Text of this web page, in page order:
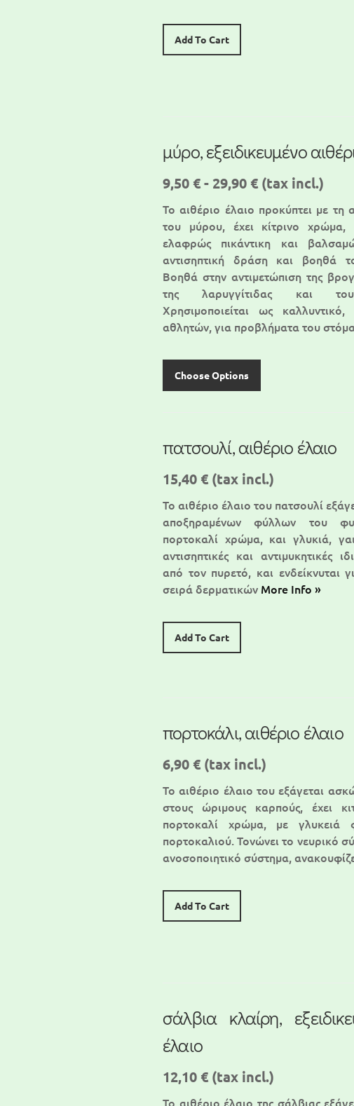
Add To Cart
μύρο, εξειδικευμένο
9,50 € - 29,90 € (tax incl.)
Το αιθέριο έλαιο προκύπτει με τη
του μύρου, έχει κίτρινο χρώμα,
ελαφρώς πικάντικη και
αντισηπτική δράση και βοηθά
Βοηθά στην αντιμετώπιση της
της λαρυγγίτιδας και του
Χρησιμοποιείται ως
αθλητών, για προβλήματα του
Choose Options
πατσουλί, αιθέριο έλαιο
15,40 € (tax incl.)
Το αιθέριο έλαιο του πατσουλί
αποξηραμένων φύλλων του
πορτοκαλί χρώμα, και γλυκιά,
αντισηπτικές και αντιμυκητικές
από τον πυρετό, και ενδείκνυται
σειρά δερματικών More Info »
Add To Cart
πορτοκάλι, αιθέριο έλαιο
6,90 € (tax incl.)
Το αιθέριο έλαιο του εξάγεται
στους ώριμους καρπούς, έχει
πορτοκαλί χρώμα, με γλυκειά
πορτοκαλιού. Τονώνει το νευρικό
ανοσοποιητικό σύστημα,
Add To Cart
σάλβια κλαίρη,
έλαιο
12,10 € (tax incl.)
Το αιθέριο έλαιο της σάλβιας